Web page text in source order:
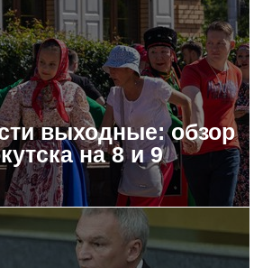
выходные: обзор
на 8 и 9